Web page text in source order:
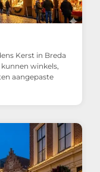
Kerst in Breda
winkels,
aangepaste